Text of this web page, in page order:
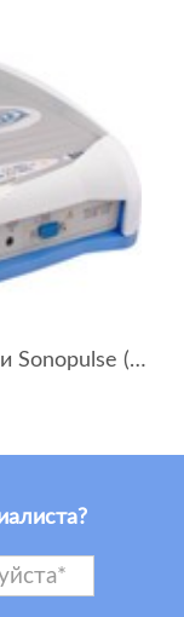
Аппарат ультразвуковой терапии Sonopulse (мультичастотный 1 и 3 Мгц)